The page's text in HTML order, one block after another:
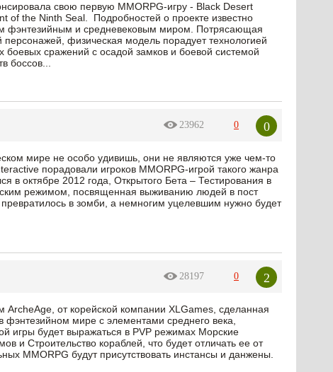
свою первую MMORPG-игру - Black Desert
of the Ninth Seal. Подробностей о проекте известно
фэнтезийным и средневековым миром. Потрясающая
физическая модель порадует технологией
сражений с осадой замков и боевой системой
боссов...
23962 0 0
мире не особо удивишь, они не являются уже чем-то
порадовали игроков MMORPG-игрой такого жанра
в октябре 2012 года, Открытого Бета – Тестирования в
режимом, посвященная выживанию людей в пост
в зомби, а немногим уцелевшим нужно будет
28197 0 2
от корейской компании XLGames, сделанная
мире с элементами среднего века,
игры будет выражаться в PVP режимах Морские
и Строительство кораблей, что будет отличать ее от
MMORPG будут присутствовать инстансы и данжены.